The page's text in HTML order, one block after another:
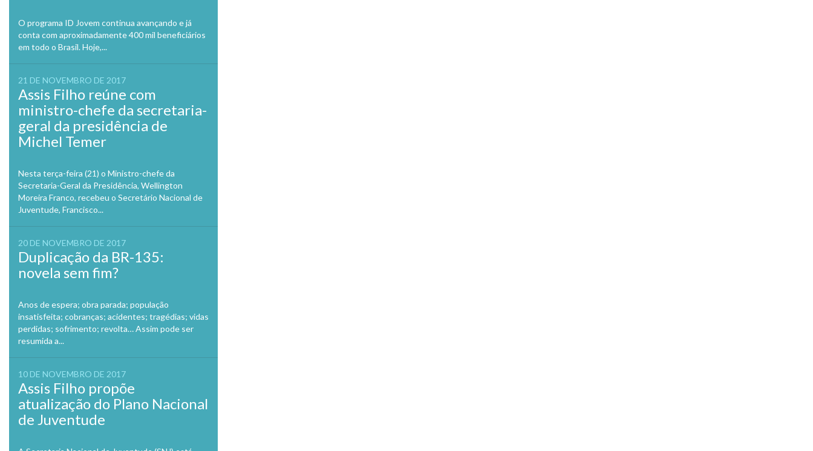
O programa ID Jovem continua avançando e já
conta com aproximadamente 400 mil beneficiários
em todo o Brasil. Hoje,...
21 DE NOVEMBRO DE 2017
Assis Filho reúne com
ministro-chefe da secretaria-
geral da presidência de
Michel Temer
Nesta terça-feira (21) o Ministro-chefe da
Secretaria-Geral da Presidência, Wellington
Moreira Franco, recebeu o Secretário Nacional de
Juventude, Francisco...
20 DE NOVEMBRO DE 2017
Duplicação da BR-135:
novela sem fim?
Anos de espera; obra parada; população
insatisfeita; cobranças; acidentes; tragédias; vidas
perdidas; sofrimento; revolta… Assim pode ser
resumida a...
10 DE NOVEMBRO DE 2017
Assis Filho propõe
atualização do Plano Nacional
de Juventude